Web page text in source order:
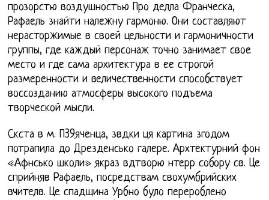
прозорстю воздушностью Про делла Франческа,
Рафаель знайти належну гармоню. Они составляют
нерасторжимые в своей цельности и гармоничности
группы, где каждый персонаж точно занимает свое
место и где сама архитектура в ее строгой
размеренности и величественности способствует
воссозданию атмосферы высокого подъема
творческой мысли.
Скста в м. П39яченца, звдки ця картина згодом
потрапила до Дрезденсько галере. Архтектурний фон
«Афнсько школи» якраз вдтворю нтерр собору св. Це
сприйняв Рафаель, посредствам свохумбрийских
вчителв. Це спадщина Урбно було перероблено